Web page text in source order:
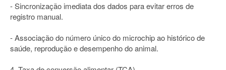
- Sincronização imediata dos dados para evitar erros de
registro manual.
- Associação do número único do microchip ao histórico de
saúde, reprodução e desempenho do animal.